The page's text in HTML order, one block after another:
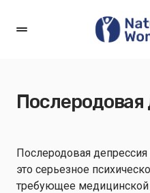
Послеродовая
Послеродовая
это серьезное
требующее